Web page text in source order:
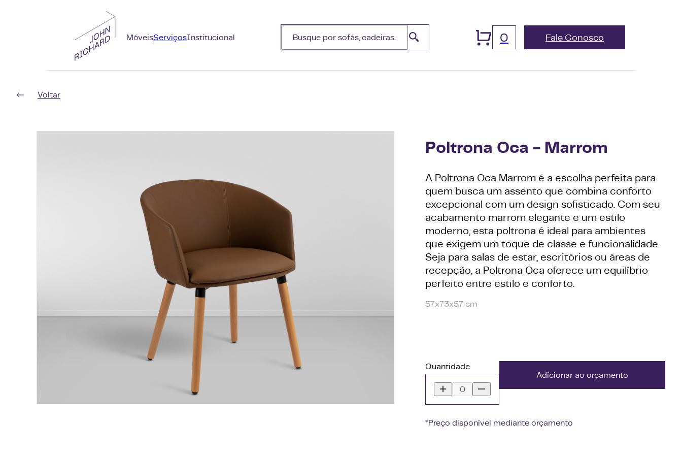
MóveisServiçosInstitucional 0 Fale Conosco
Voltar
Poltrona Oca - Marrom
A Poltrona Oca Marrom é a escolha perfeita para
quem busca um assento que combina conforto
excepcional com um design sofisticado. Com seu
acabamento marrom elegante e um estilo
moderno, esta poltrona é ideal para ambientes
que exigem um toque de classe e funcionalidade.
Seja para salas de estar, escritórios ou áreas de
recepção, a Poltrona Oca oferece um equilíbrio
perfeito entre estilo e conforto.
57x73x57 cm
Quantidade
Adicionar ao orçamento
*Preço disponível mediante orçamento